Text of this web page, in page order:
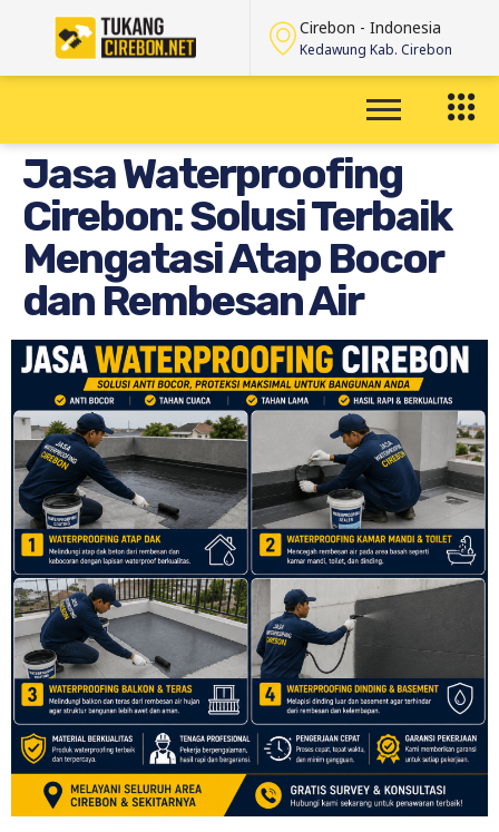
Cirebon - Indonesia
Kedawung Kab. Cirebon
Jasa Waterproofing
Cirebon: Solusi Terbaik
Mengatasi Atap Bocor
dan Rembesan Air